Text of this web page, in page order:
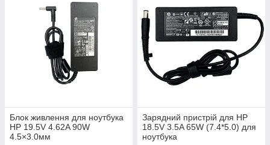
Блок живлення для ноутбука
HP 19.5V 4.62A 90W
4.5×3.0мм
Зарядний пристрій для HP
18.5V 3.5A 65W (7.4*5.0) для
ноутбука